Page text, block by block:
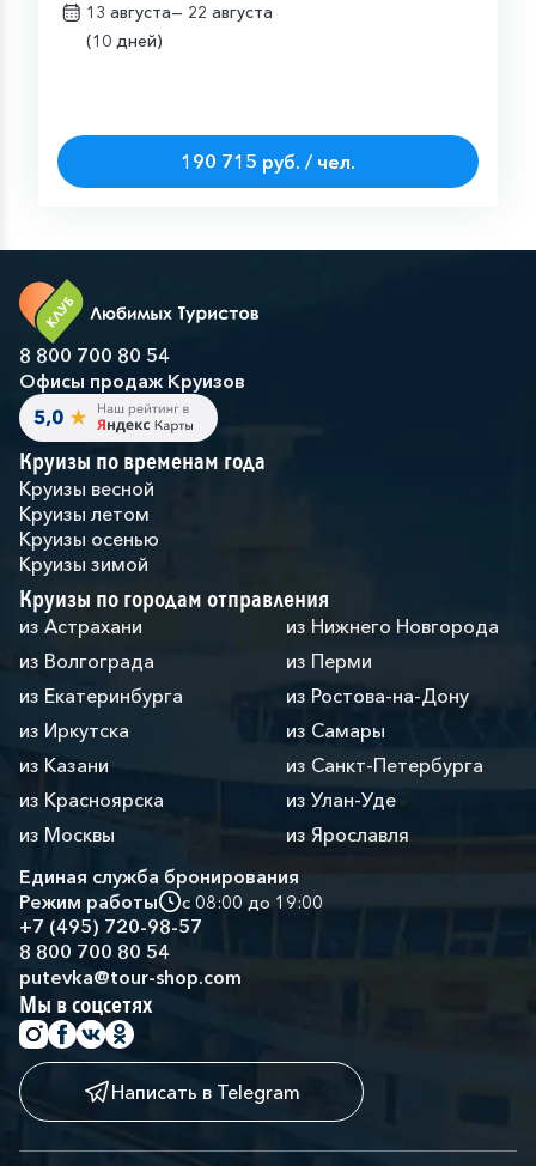
13 августа— 22 августа
(10 дней)
190 715 руб. / чел.
8 800 700 80 54
Офисы продаж Круизов
Круизы по временам года
Круизы весной
Круизы летом
Круизы осенью
Круизы зимой
Круизы по городам отправления
из Астрахани
из Волгограда
из Екатеринбурга
из Иркутска
из Казани
из Красноярска
из Москвы
из Нижнего Новгорода
из Перми
из Ростова-на-Дону
из Самары
из Санкт-Петербурга
из Улан-Уде
из Ярославля
Единая служба бронирования
Режим работы
с 08:00 до 19:00
+7 (495) 720-98-57
8 800 700 80 54
putevka@tour-shop.com
Мы в соцсетях
Написать в Telegram